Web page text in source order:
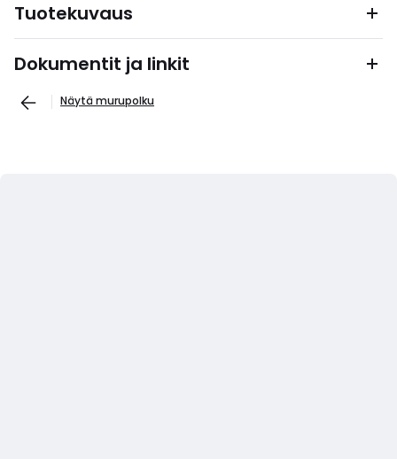
Tuotekuvaus
Dokumentit ja linkit
Näytä murupolku